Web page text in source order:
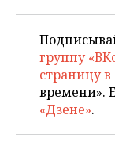
группу
страницу
времени».
«Дзене».